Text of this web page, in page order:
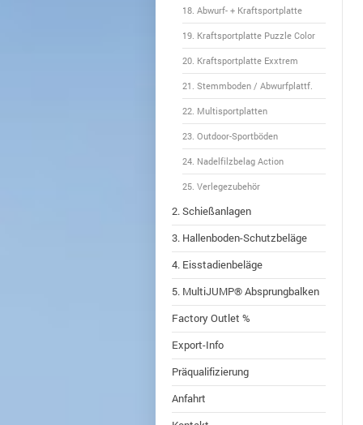
18. Abwurf- + Kraftsportplatte
19. Kraftsportplatte Puzzle Color
20. Kraftsportplatte Exxtrem
21. Stemmboden / Abwurfplattf.
22. Multisportplatten
23. Outdoor-Sportböden
24. Nadelfilzbelag Action
25. Verlegezubehör
2. Schießanlagen
3. Hallenboden-Schutzbeläge
4. Eisstadienbeläge
5. MultiJUMP® Absprungbalken
Factory Outlet %
Export-Info
Präqualifizierung
Anfahrt